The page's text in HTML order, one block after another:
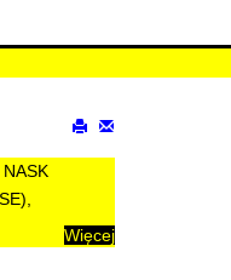
Więcej